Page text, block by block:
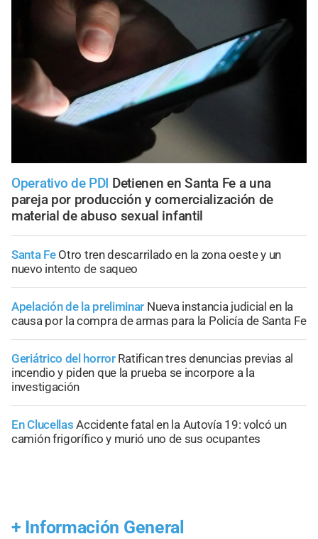
Operativo de PDI Detienen en Santa Fe a una
pareja por producción y comercialización de
material de abuso sexual infantil
Santa Fe Otro tren descarrilado en la zona oeste y un
nuevo intento de saqueo
Apelación de la preliminar Nueva instancia judicial en la
causa por la compra de armas para la Policía de Santa Fe
Geriátrico del horror Ratifican tres denuncias previas al
incendio y piden que la prueba se incorpore a la
investigación
En Clucellas Accidente fatal en la Autovía 19: volcó un
camión frigorífico y murió uno de sus ocupantes
+ Información General